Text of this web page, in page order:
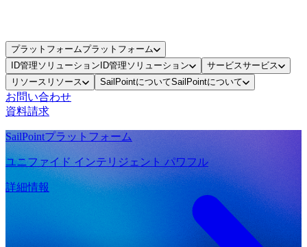
プラットフォームプラットフォーム
ID管理ソリューション ID管理ソリューション サービスサービス
リソース リソース SailPointについてSailPointについて
お問い合わせ
資料請求
SailPointプラットフォーム
ユニファイド インテリジェント パワフル
詳細情報